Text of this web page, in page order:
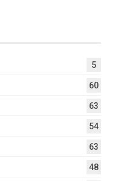
5
60
63
54
63
48